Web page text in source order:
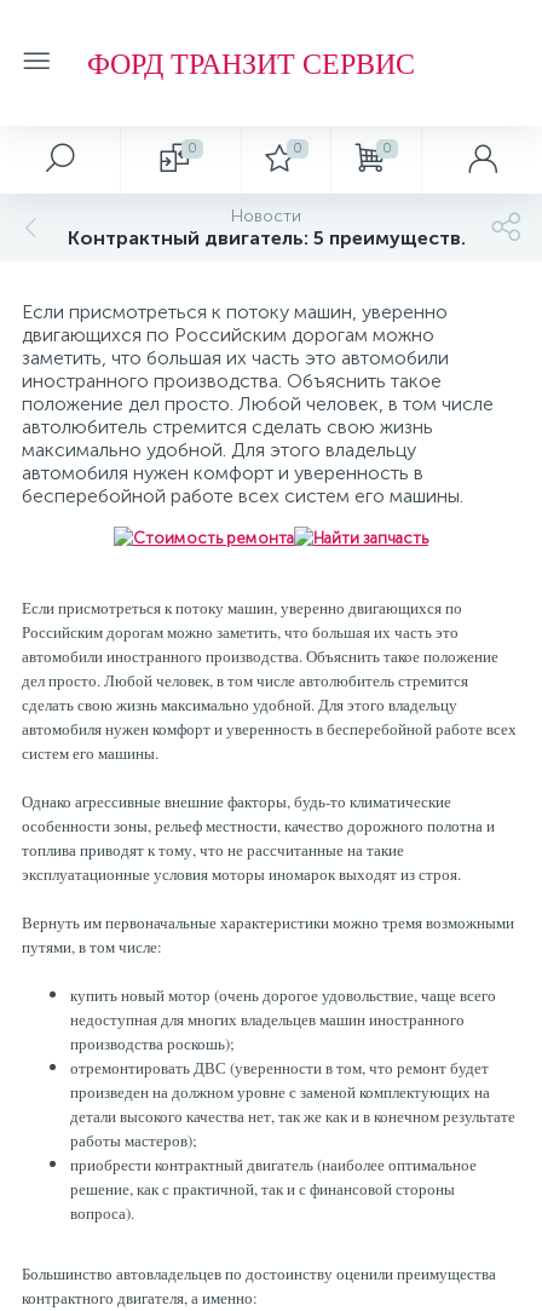
ФОРД ТРАНЗИТ СЕРВИС
0 0 0
Новости
Контрактный двигатель: 5 преимуществ.
Если присмотреться к потоку машин, уверенно
двигающихся по Российским дорогам можно
заметить, что большая их часть это автомобили
иностранного производства. Объяснить такое
положение дел просто. Любой человек, в том числе
автолюбитель стремится сделать свою жизнь
максимально удобной. Для этого владельцу
автомобиля нужен комфорт и уверенность в
бесперебойной работе всех систем его машины.
Если присмотреться к потоку машин, уверенно двигающихся по
Российским дорогам можно заметить, что большая их часть это
автомобили иностранного производства. Объяснить такое положение
дел просто. Любой человек, в том числе автолюбитель стремится
сделать свою жизнь максимально удобной. Для этого владельцу
автомобиля нужен комфорт и уверенность в бесперебойной работе всех
систем его машины.
Однако агрессивные внешние факторы, будь-то климатические
особенности зоны, рельеф местности, качество дорожного полотна и
топлива приводят к тому, что не рассчитанные на такие
эксплуатационные условия моторы иномарок выходят из строя.
Вернуть им первоначальные характеристики можно тремя возможными
путями, в том числе:
купить новый мотор (очень дорогое удовольствие, чаще всего
недоступная для многих владельцев машин иностранного
производства роскошь);
отремонтировать ДВС (уверенности в том, что ремонт будет
произведен на должном уровне с заменой комплектующих на
детали высокого качества нет, так же как и в конечном результате
работы мастеров);
приобрести контрактный двигатель (наиболее оптимальное
решение, как с практичной, так и с финансовой стороны
вопроса).
Большинство автовладельцев по достоинству оценили преимущества
контрактного двигателя, а именно:
Автосервис
Ремонт подвески и ходовой части
Ремонт агрегатов
Кузовные работы
Плановое Т.О.
Топливная система
Тормозная система
Автоэлектрика
О магазине
Отзывы о компании
Обзоры и советы
Обзоры
Рейтинг
Технологии
Т.О. ФОРД ТРАНЗИТ
Фильтр МАСЛЯНЫЙ
Фильтр ТОПЛИВНЫЙ
Фильтр ВОЗДУШНЫЙ
Фильтр САЛОННЫЙ
МАСЛО ТРАНСМИССИОННОЕ
ТОРМОЗНАЯ ЖИДКОСТЬ
ПРИВОДНОЙ РЕМЕНЬ
РОЛИКИ
ТОРМОЗНЫЕ КОЛОДКИ
ТОРМОЗНЫЕ ДИСКИ